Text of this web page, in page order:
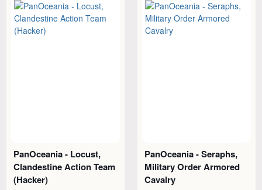
PanOceania - Locust,
Clandestine Action Team
(Hacker)
PanOceania - Seraphs,
Military Order Armored
Cavalry